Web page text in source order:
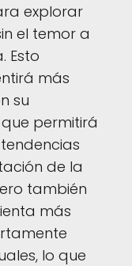
explorar
el temor a
Esto
más
su
permitirá
de la
también
más
lo que